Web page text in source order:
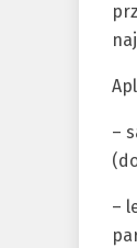
–
–